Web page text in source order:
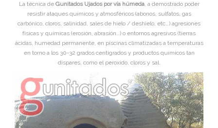
La técnica de Gunitados Ujados por vía húmeda, a demostrado poder
resistir ataques químicos y atmosféricos (abonos, sulfatos, gas
carbónico, cloros, salinidad, sales de hielo / deshielo, etc…) agresiones
físicas y químicas (erosión, abrasión…) o entornos agresivos (tierras
ácidas, humedad permanente, en piscinas climatizadas a temperaturas
en torno a los 30-32 grados centigrados y productos químicos tan
dispares, como el peroxido, cloros y sal.